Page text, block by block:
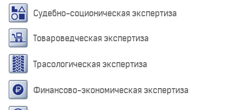
Судебно-соционическая экспертиза
Товароведческая экспертиза
Трасологическая экспертиза
Финансово-экономическая экспертиза